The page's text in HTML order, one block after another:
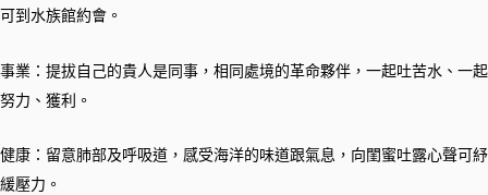
可到水族館約會。
事業：提拔自己的貴人是同事，相同處境的革命夥伴，一起吐苦水、一起
努力、獲利。
健康：留意肺部及呼吸道，感受海洋的味道跟氣息，向閨蜜吐露心聲可紓
緩壓力。